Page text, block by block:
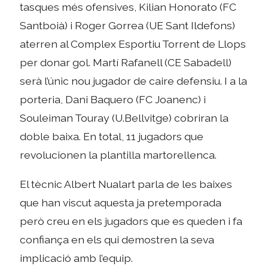
tasques més ofensives, Kilian Honorato (FC
Santboià) i Roger Gorrea (UE Sant Ildefons)
aterren al Complex Esportiu Torrent de Llops
per donar gol. Martí Rafanell (CE Sabadell)
serà l’únic nou jugador de caire defensiu. I a la
porteria, Dani Baquero (FC Joanenc) i
Souleiman Touray (U.Bellvitge) cobriran la
doble baixa. En total, 11 jugadors que
revolucionen la plantilla martorellenca.
El tècnic Albert Nualart parla de les baixes
que han viscut aquesta ja pretemporada
però creu en els jugadors que es queden i fa
confiança en els qui demostren la seva
implicació amb l’equip.